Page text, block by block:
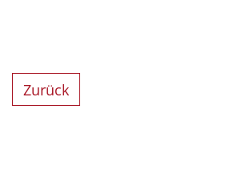
Zurück